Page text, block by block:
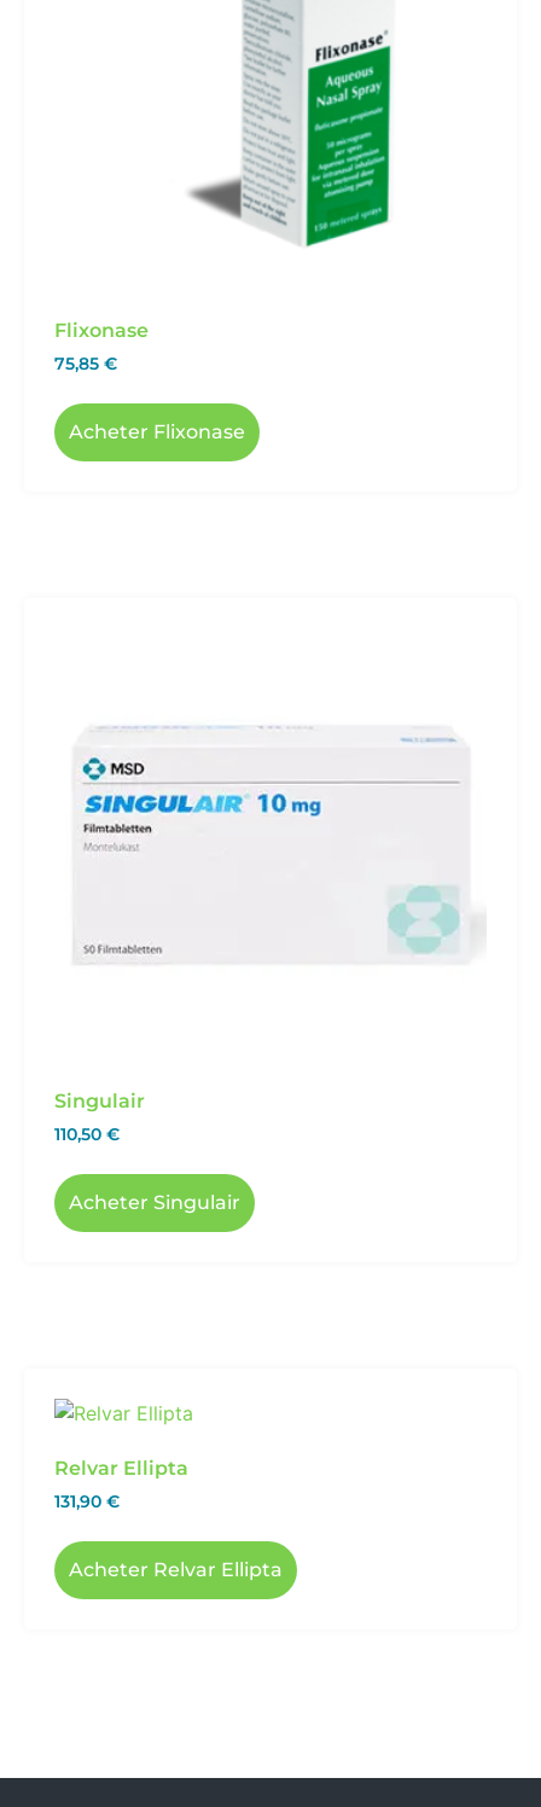
Flixonase
75,85 €
Acheter Flixonase
Singulair
110,50 €
Acheter Singulair
Relvar Ellipta
131,90 €
Acheter Relvar Ellipta